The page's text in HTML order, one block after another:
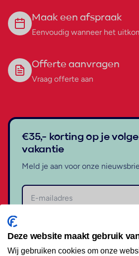
Maak een afspraak
Eenvoudig wanneer het
Offerte aanvragen
Vraag offerte aan
€35,- korting op je
vakantie
Meld je aan voor onze
Deze website maakt gebruik
Wij gebruiken cookies om onze